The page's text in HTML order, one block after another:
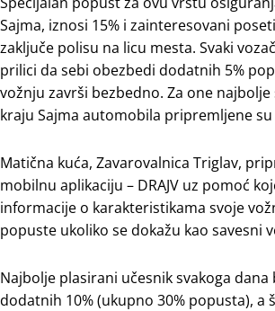
Sajma, iznosi 15% i zainteresovani
zaključe polisu na licu mesta. Svaki
prilici da sebi obezbedi dodatnih 5%
vožnju završi bezbedno. Za one najbolje
kraju Sajma automobila pripremljene
Matična kuća, Zavarovalnica Triglav,
mobilnu aplikaciju – DRAJV uz pomoć
informacije o karakteristikama svoje
popuste ukoliko se dokažu kao savesni
Najbolje plasirani učesnik svakoga dana
dodatnih 10% (ukupno 30% popusta), a